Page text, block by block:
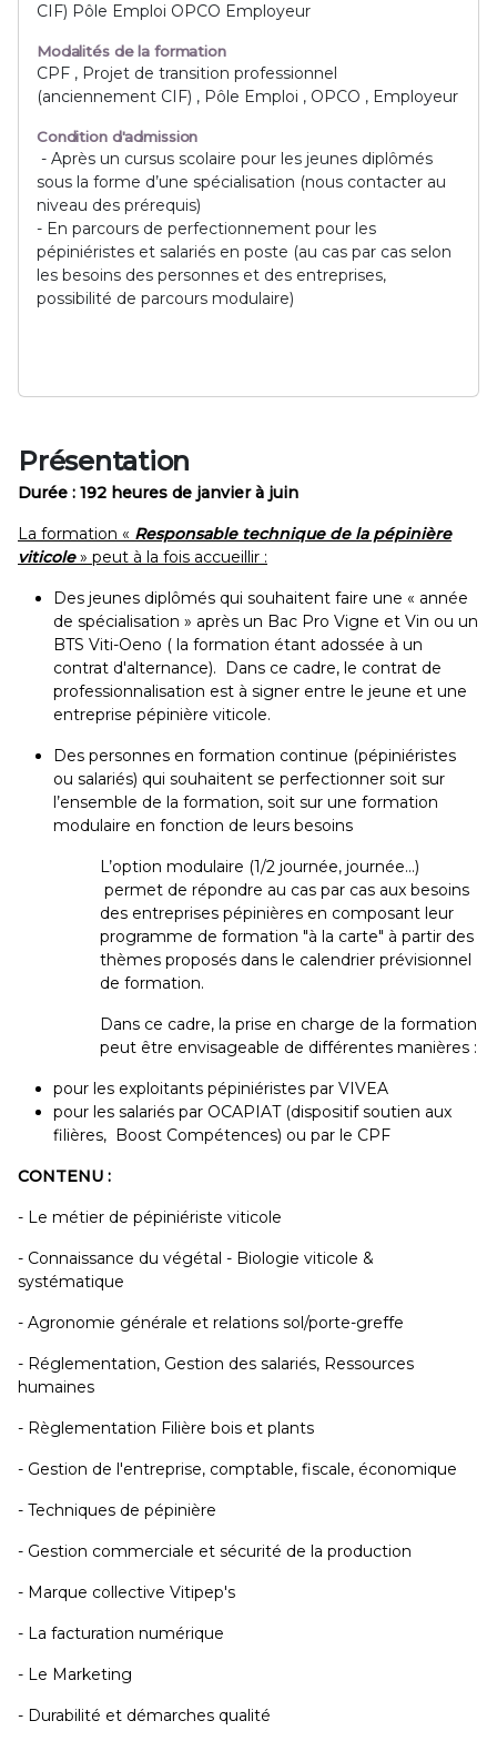
Présentation
Durée : 192 heures de janvier à juin
La formation « Responsable technique de la pépinière
viticole» peut à la fois accueillir :
Des jeunes diplômés qui souhaitent faire une « année
de spécialisation » après un Bac Pro Vigne et Vin ou un
BTS Viti-Oeno ( la formation étant adossée à un
contrat d'alternance). Dans ce cadre, le contrat de
professionnalisation est à signer entre le jeune et une
entreprise pépinière viticole.
Des personnes en formation continue (pépiniéristes
ou salariés) qui souhaitent se perfectionner soit sur
l’ensemble de la formation, soit sur une formation
modulaire en fonction de leurs besoins
L’option modulaire (1/2 journée, journée…)
permet de répondre au cas par cas aux besoins
des entreprises pépinières en composant leur
programme de formation "à la carte" à partir des
thèmes proposés dans le calendrier prévisionnel
de formation.
Dans ce cadre, la prise en charge de la formation
peut être envisageable de différentes manières :
pour les exploitants pépiniéristes par VIVEA
pour les salariés par OCAPIAT (dispositif soutien aux
filières, Boost Compétences) ou par le CPF
CONTENU :
- Le métier de pépiniériste viticole
- Connaissance du végétal - Biologie viticole &
systématique
- Agronomie générale et relations sol/porte-greffe
- Réglementation, Gestion des salariés, Ressources
humaines
- Règlementation Filière bois et plants
- Gestion de l'entreprise, comptable, fiscale, économique
- Techniques de pépinière
- Gestion commerciale et sécurité de la production
- Marque collective Vitipep's
- La facturation numérique
- Le Marketing
- Durabilité et démarches qualité
CIF) Pôle Emploi OPCO Employeur
Modalités de la formation
CPF , Projet de transition professionnel
(anciennement CIF) , Pôle Emploi , OPCO , Employeur
Condition d'admission
- Après un cursus scolaire pour les jeunes diplômés
sous la forme d’une spécialisation (nous contacter au
niveau des prérequis)
- En parcours de perfectionnement pour les
pépiniéristes et salariés en poste (au cas par cas selon
les besoins des personnes et des entreprises,
possibilité de parcours modulaire)